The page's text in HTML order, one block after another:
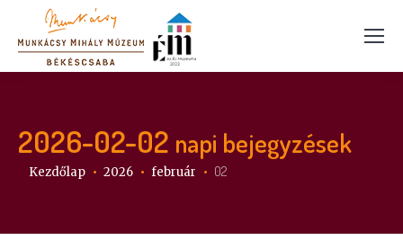
2026-02-02 napi bejegyzések
Itt vagy:
Kezdőlap 2026 február 02